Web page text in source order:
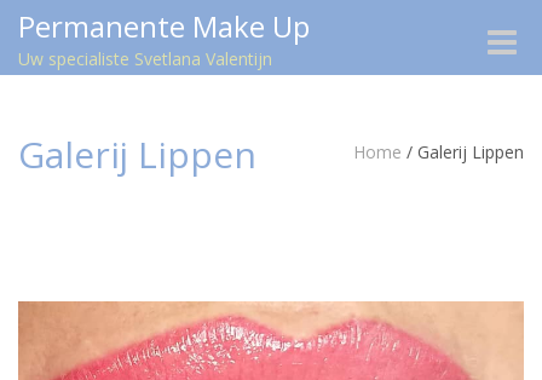
Permanente Make Up
Uw specialiste Svetlana Valentijn
Toggle
Galerij Lippen Home / Galerij Lippen